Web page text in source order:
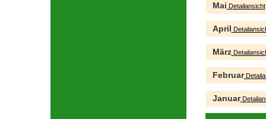
Mai Detailansicht
April
März
Februar
Januar